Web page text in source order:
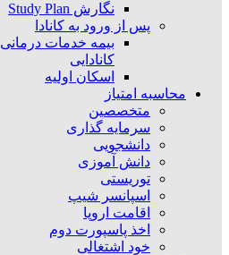
نگارش Study Plan
پس از ورود به کانادا
بیمه خدمات درمانی
کانادایی
اسکان اولیه
محاسبه امتیاز
متخصصین
سرمایه گذاری
دانشجویی
دانش آموزی
توریستی
اسپانسر شیپ
اقامت اروپا
اخذ پاسپورت دوم
خود اشتغالی